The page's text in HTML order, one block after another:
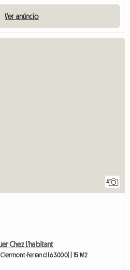
Ver anúncio
4
Chez L'habitant
Ferrand (63000) | 15 M2